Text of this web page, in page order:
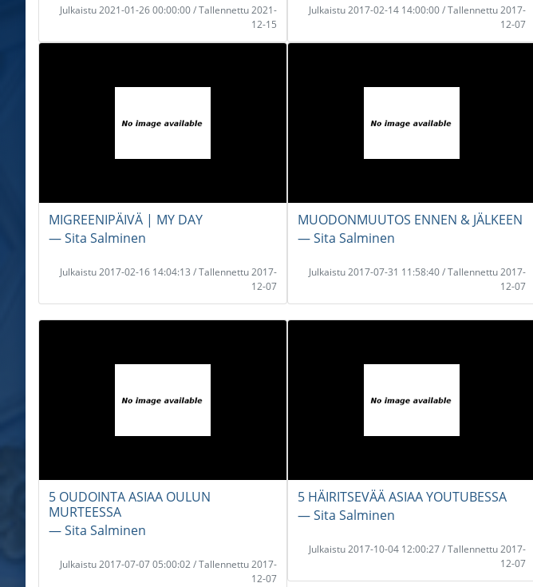
Julkaistu 2021-01-26 00:00:00 / Tallennettu 2021-
12-15
Julkaistu 2017-02-14 14:00:00 / Tallennettu 2017-
12-07
MIGREENIPÄIVÄ | MY DAY
― Sita Salminen
Julkaistu 2017-02-16 14:04:13 / Tallennettu 2017-
12-07
MUODONMUUTOS ENNEN & JÄLKEEN
― Sita Salminen
Julkaistu 2017-07-31 11:58:40 / Tallennettu 2017-
12-07
5 OUDOINTA ASIAA OULUN
MURTEESSA
― Sita Salminen
Julkaistu 2017-07-07 05:00:02 / Tallennettu 2017-
12-07
5 HÄIRITSEVÄÄ ASIAA YOUTUBESSA
― Sita Salminen
Julkaistu 2017-10-04 12:00:27 / Tallennettu 2017-
12-07